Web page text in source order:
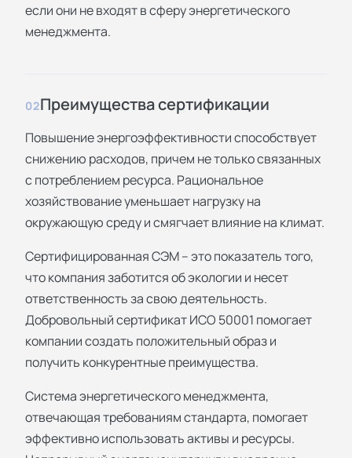
если они не входят в сферу энергетического
менеджмента.
02Преимущества сертификации
Повышение энергоэффективности способствует
снижению расходов, причем не только связанных
с потреблением ресурса. Рациональное
хозяйствование уменьшает нагрузку на
окружающую среду и смягчает влияние на климат.
Сертифицированная СЭМ – это показатель того,
что компания заботится об экологии и несет
ответственность за свою деятельность.
Добровольный сертификат ИСО 50001 помогает
компании создать положительный образ и
получить конкурентные преимущества.
Система энергетического менеджмента,
отвечающая требованиям стандарта, помогает
эффективно использовать активы и ресурсы.